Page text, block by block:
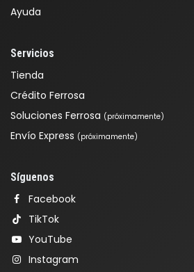
Ayuda
Servicios
Tienda
Crédito Ferrosa
Soluciones Ferrosa (próximamente)
Envío Express (próximamente)
Síguenos
Facebook
TikTok
YouTube
Instagram